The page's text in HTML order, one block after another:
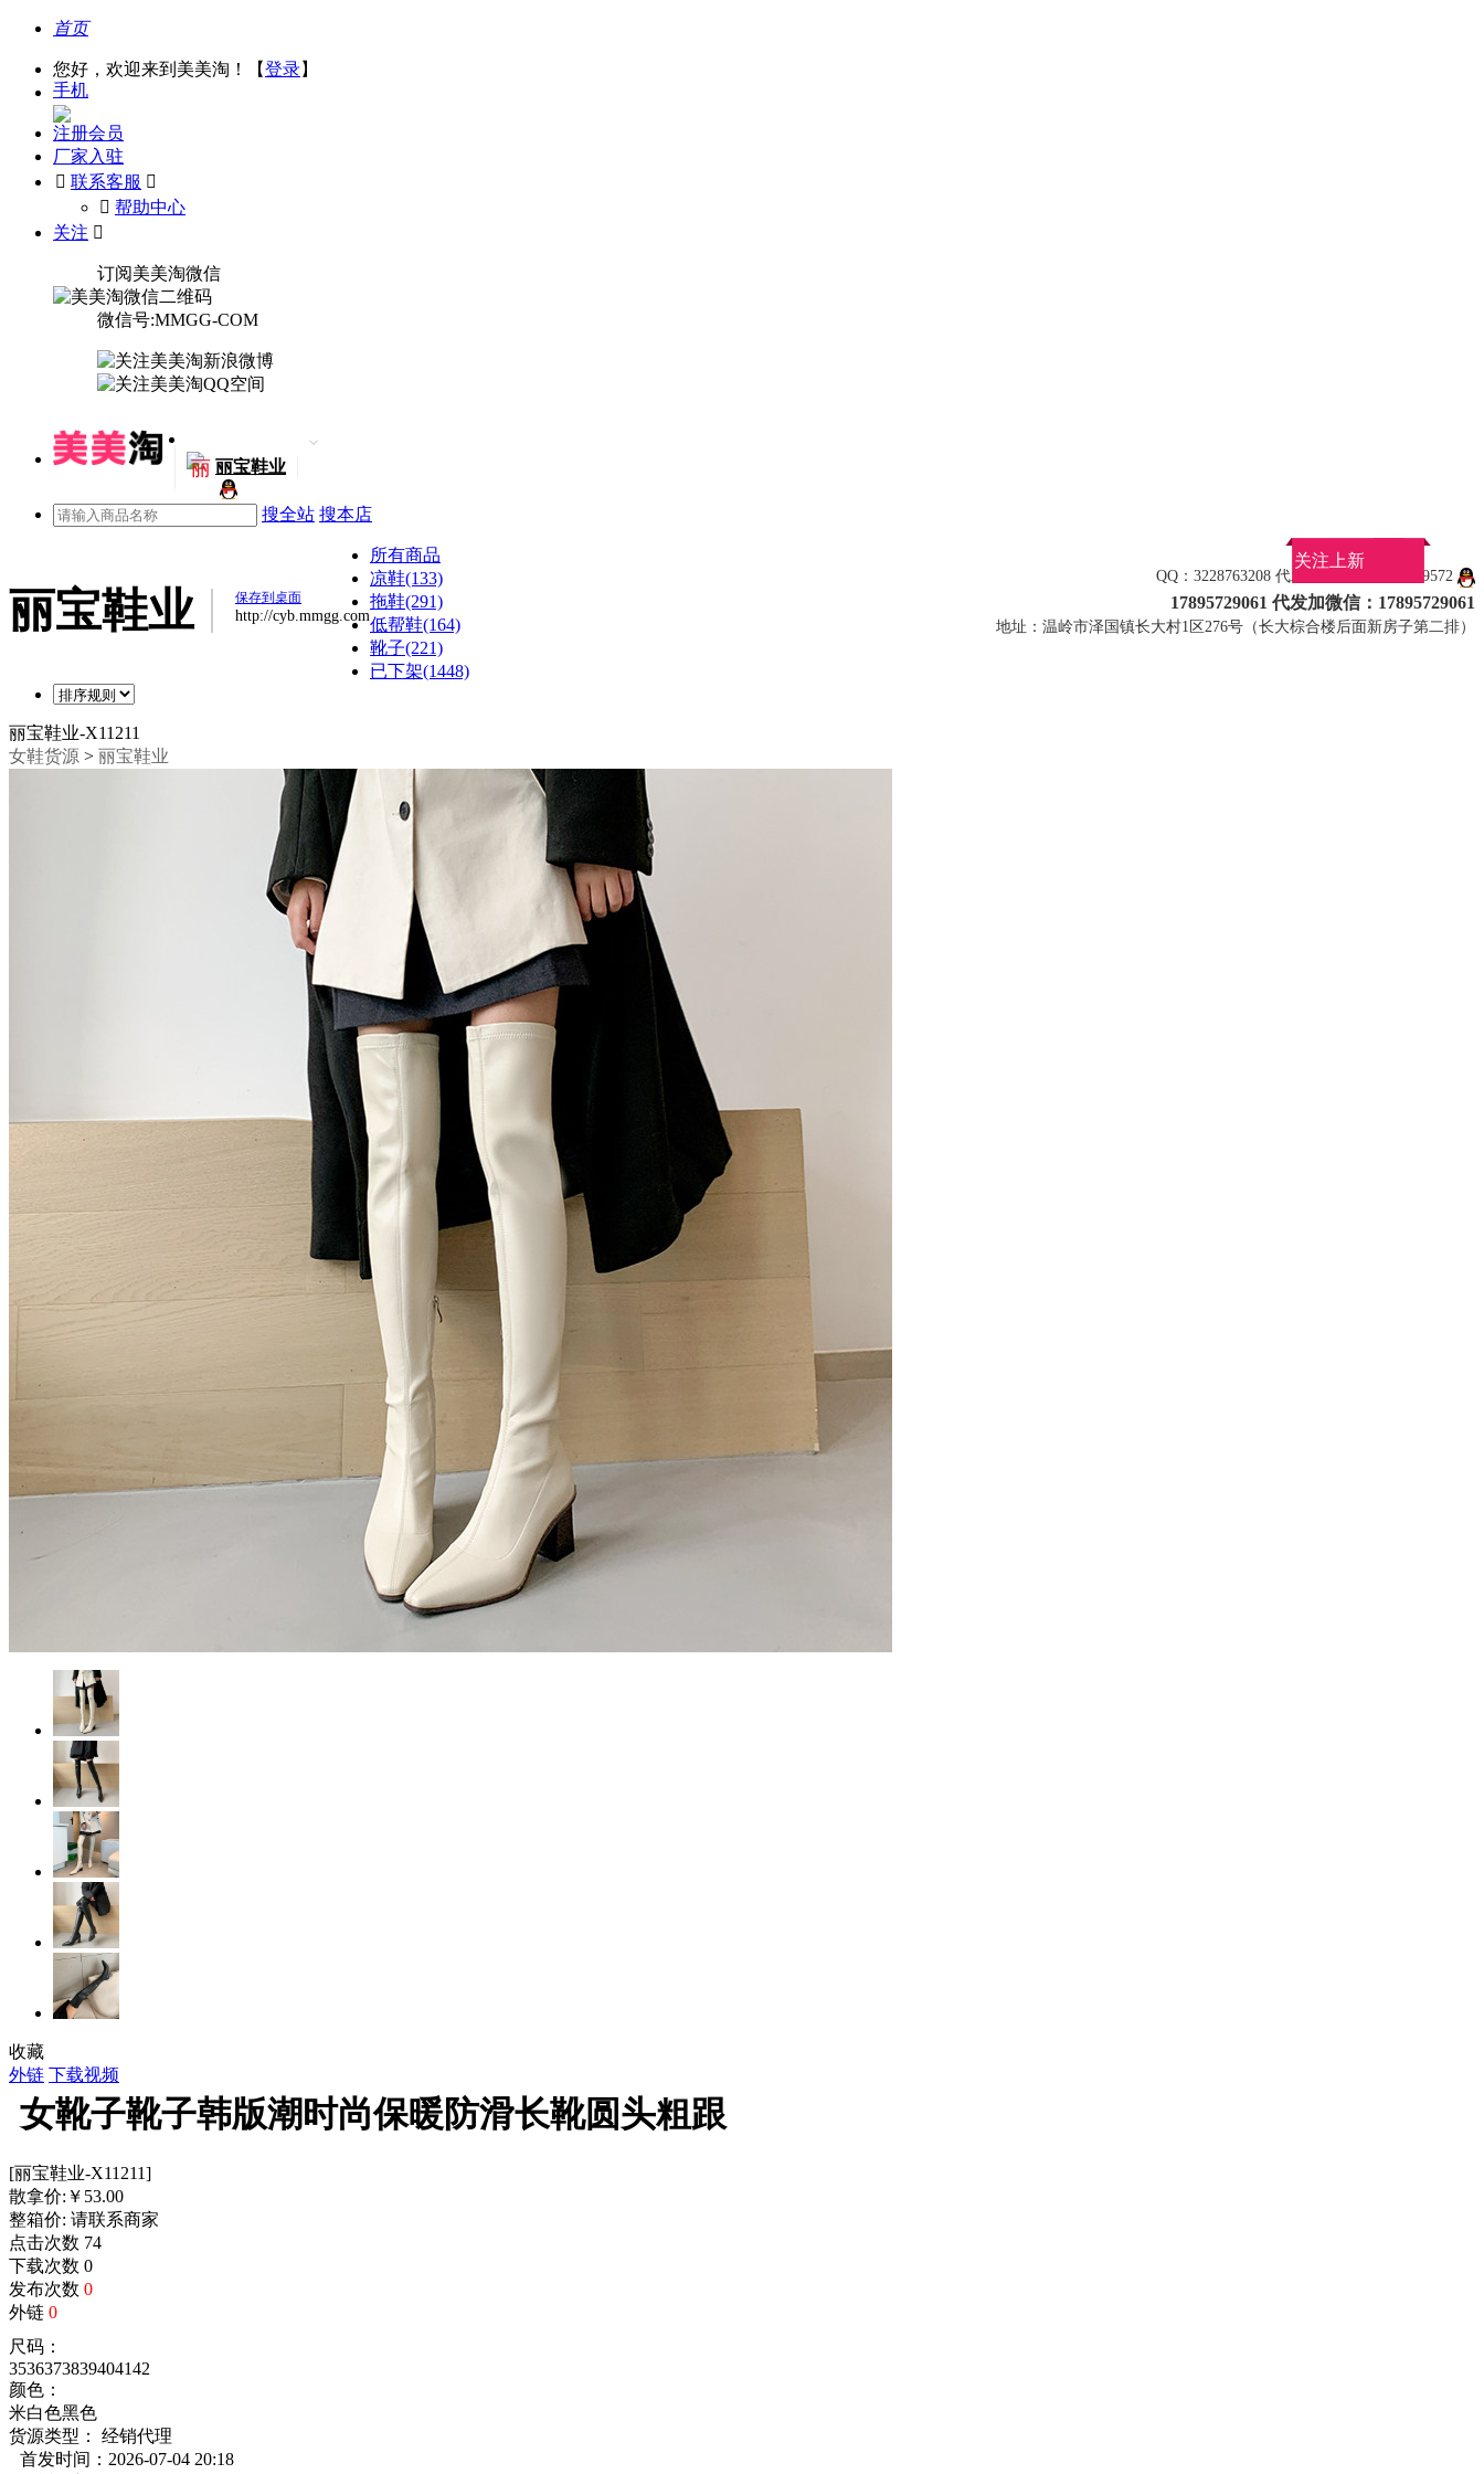
首页
您好，欢迎来到美美淘！【登录】
手机
注册会员
厂家入驻
 联系客服 
󰅃 帮助中心
关注 
订阅美美淘微信
微信号:MMGG-COM
丽 丽宝鞋业
搜全站 搜本店
丽宝鞋业 保存到桌面
http://cyb.mmgg.com
QQ：3228763208 代发看款加微信：1789572
17895729061 代发加微信：17895729061
地址：温岭市泽国镇长大村1区276号（长大棕合楼后面新房子第二排）
关注上新
所有商品
凉鞋(133)
拖鞋(291)
低帮鞋(164)
靴子(221)
已下架(1448)
丽宝鞋业-X11211
女鞋货源 > 丽宝鞋业
收藏
外链 下载视频
女靴子靴子韩版潮时尚保暖防滑长靴圆头粗跟
[丽宝鞋业-X11211]
散拿价: ￥ 53.00
整箱价: 请联系商家
点击次数 74
下载次数 0
发布次数 0
外链 0
尺码：
3536373839404142
颜色：
米白色黑色
货源类型： 经销代理
首发时间：2026-07-04 20:18